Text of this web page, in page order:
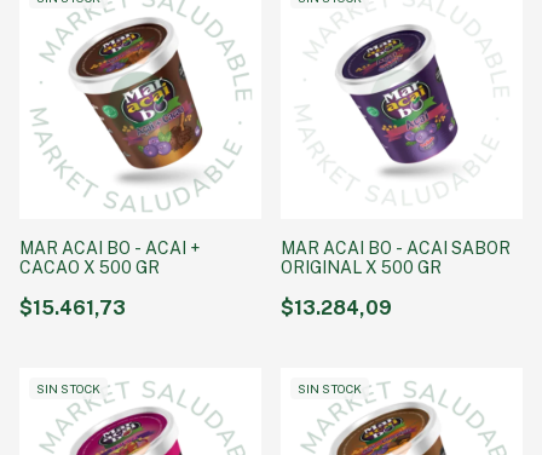
MAR ACAI BO - ACAI +
CACAO X 500 GR
$15.461,73
MAR ACAI BO - ACAI SABOR
ORIGINAL X 500 GR
$13.284,09
SIN STOCK SIN STOCK